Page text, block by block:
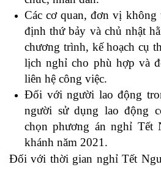
Các cơ quan, đơn vị
định thứ bảy và chủ nhật
chương trình, kế hoạch cụ
lịch nghỉ cho phù hợp và
liên hệ công việc.
Đối với người lao động
người sử dụng lao động
chọn phương án nghỉ Tết
khánh năm 2021.
Đối với thời gian nghỉ Tết